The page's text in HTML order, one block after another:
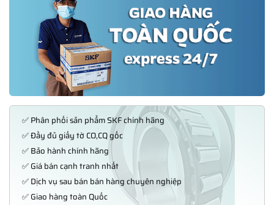
✅ Phân phối sản phẩm SKF chính hãng
✅ Đầy đủ giấy tờ CO,CQ gốc
✅ Bảo hành chính hãng
✅ Giá bán cạnh tranh nhất
✅ Dịch vụ sau bán bán hàng chuyên nghiệp
✅ Giao hàng toàn Quốc